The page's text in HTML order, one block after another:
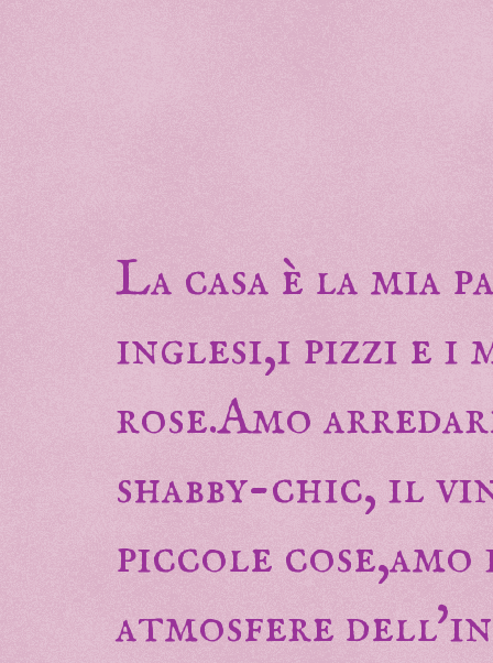
La casa è la mia
inglesi,i pizzi e
rose.Amo
shabby-chic, il
piccole
atmosfere